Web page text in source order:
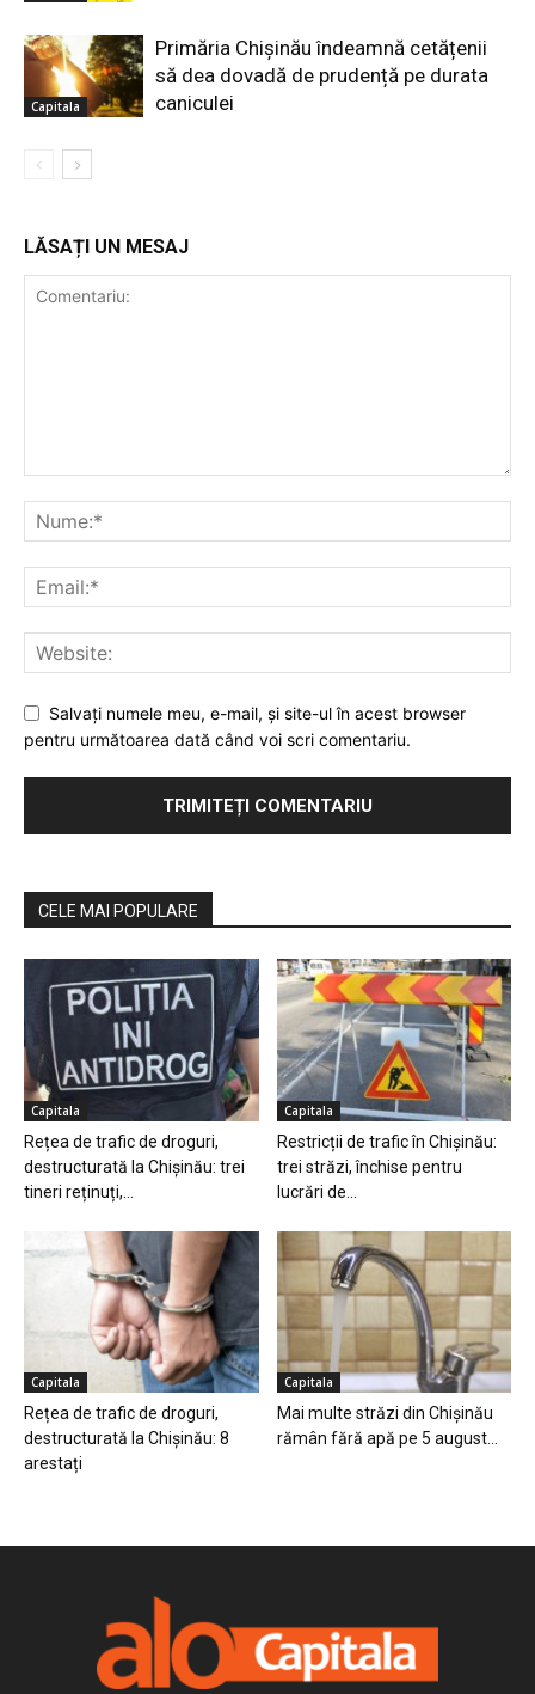
Capitala
Primăria Chișinău îndeamnă cetățenii
să dea dovadă de prudență pe durata
caniculei
LĂSAȚI UN MESAJ
Salvaţi numele meu, e-mail, şi site-ul în acest browser
pentru următoarea dată când voi scri comentariu.
CELE MAI POPULARE
Capitala
Rețea de trafic de droguri,
destructurată la Chișinău: trei
tineri reținuți,...
Capitala
Restricții de trafic în Chișinău:
trei străzi, închise pentru
lucrări de...
Capitala
Rețea de trafic de droguri,
destructurată la Chișinău: 8
arestați
Capitala
Mai multe străzi din Chișinău
rămân fără apă pe 5 august...